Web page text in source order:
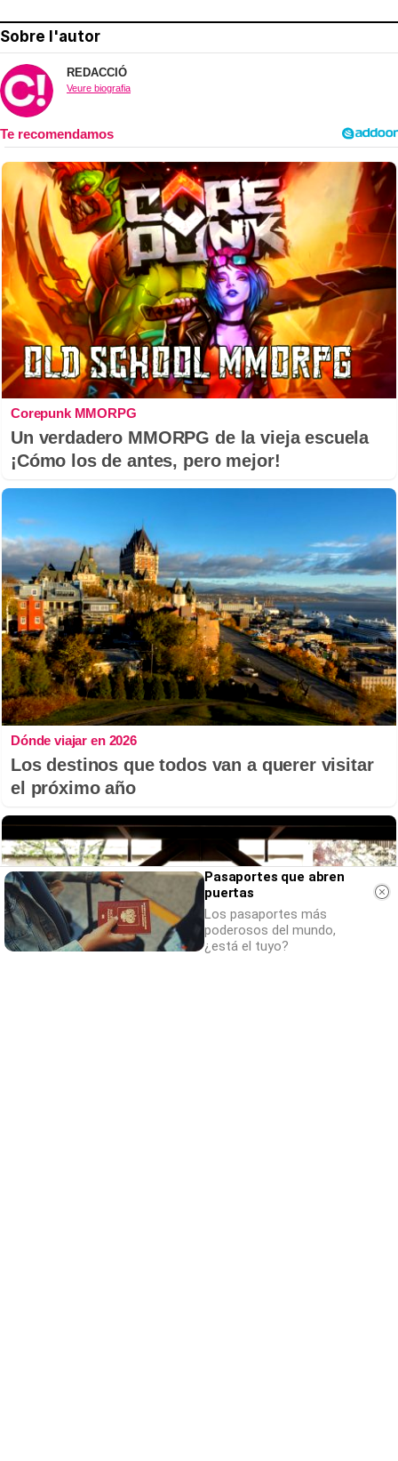
Sobre l'autor
REDACCIÓ
Veure biografia
Corepunk MMORPG
Un verdadero MMORPG de la vieja escuela
¡Cómo los de antes, pero mejor!
Dónde viajar en 2026
Los destinos que todos van a querer visitar
el próximo año
Pasaportes que abren
puertas
Los pasaportes más
poderosos del mundo,
¿está el tuyo?